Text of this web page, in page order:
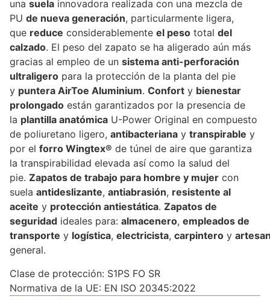
una suela innovadora realizada con una mezcla de
PU de nueva generación, particularmente ligera,
que reduce considerablemente el peso total del
calzado. El peso del zapato se ha aligerado aún más
gracias al empleo de un sistema anti-perforación
ultraligero para la protección de la planta del pie
y puntera AirToe Aluminium. Confort y bienestar
prolongado están garantizados por la presencia de
la plantilla anatómica U-Power Original en compuesto
de poliuretano ligero, antibacteriana y transpirable y
por el forro Wingtex® de túnel de aire que garantiza
la transpirabilidad elevada así como la salud del
pie. Zapatos de trabajo para hombre y mujer con
suela antideslizante, antiabrasión, resistente al
aceite y protección antiestática. Zapatos de
seguridad ideales para: almacenero, empleados de
transporte y logística, electricista, carpintero y
general.
Clase de protección: S1PS FO SR
Normativa de la UE: EN ISO 20345:2022